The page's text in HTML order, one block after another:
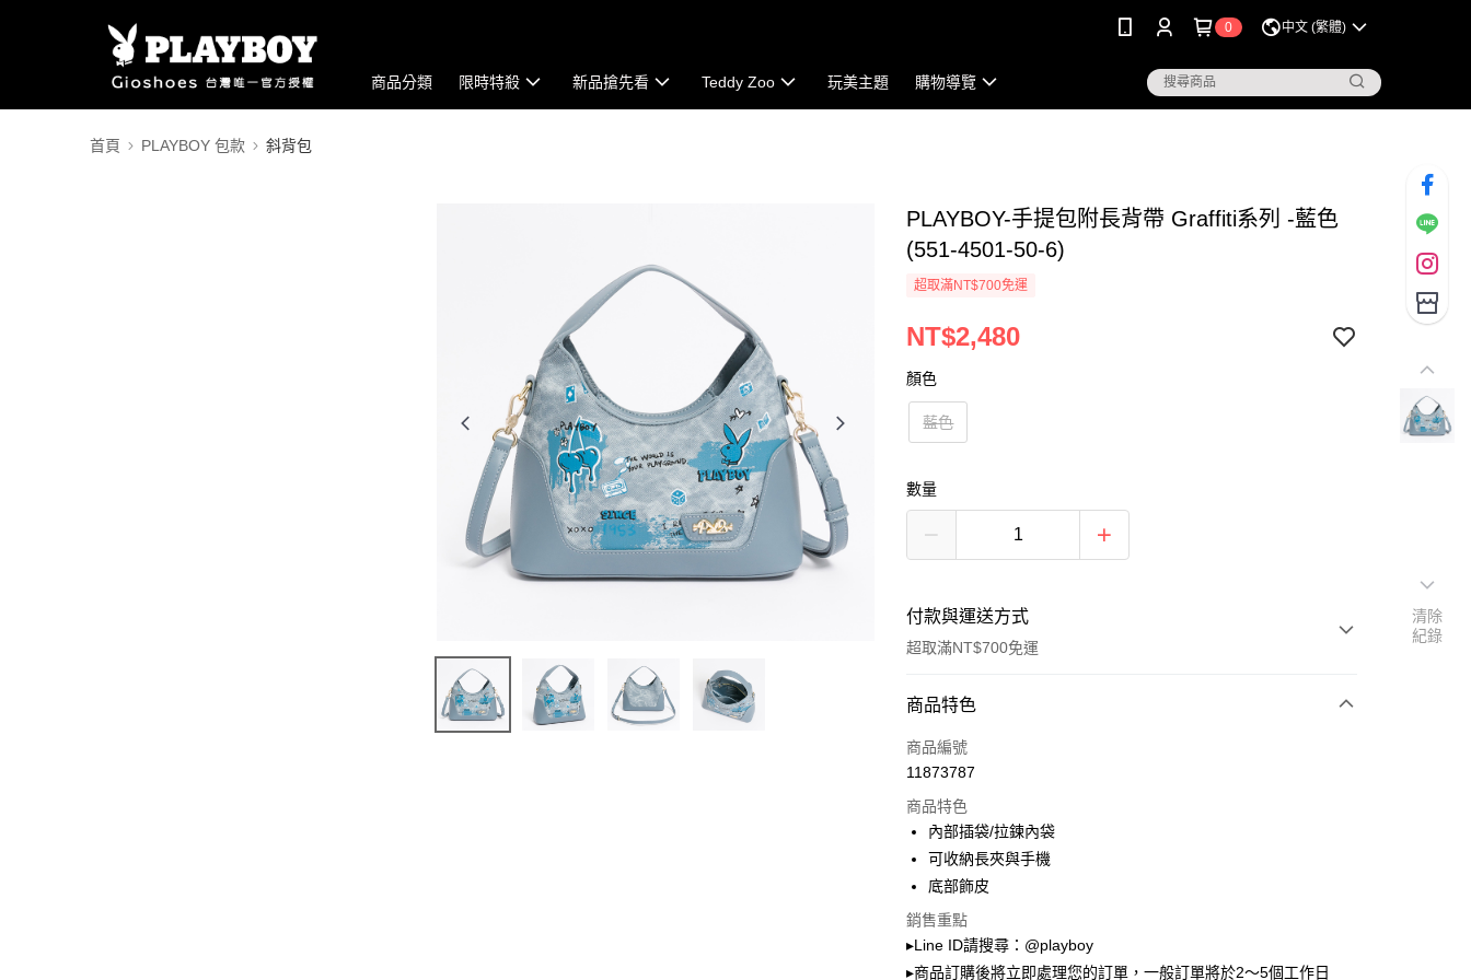
0 中文 (繁體)
商品分類 限時特殺 新品搶先看 Teddy Zoo 玩美主題 購物導覽
首頁 PLAYBOY 包款 斜背包
PLAYBOY-手提包附長背帶 Graffiti系列 -藍色
(551-4501-50-6)
超取滿NT$700免運
NT$2,480
顏色
藍色
數量
付款與運送方式
超取滿NT$700免運
付款方式
信用卡一次付款
LINE Pay
Apple Pay
Google Pay
商品特色
商品編號
11873787
商品特色
內部插袋/拉鍊內袋
可收納長夾與手機
底部飾皮
銷售重點
▸Line ID請搜尋：@playboy
▸商品訂購後將立即處理您的訂單，一般訂單將於2～5個工作日
清除
紀錄